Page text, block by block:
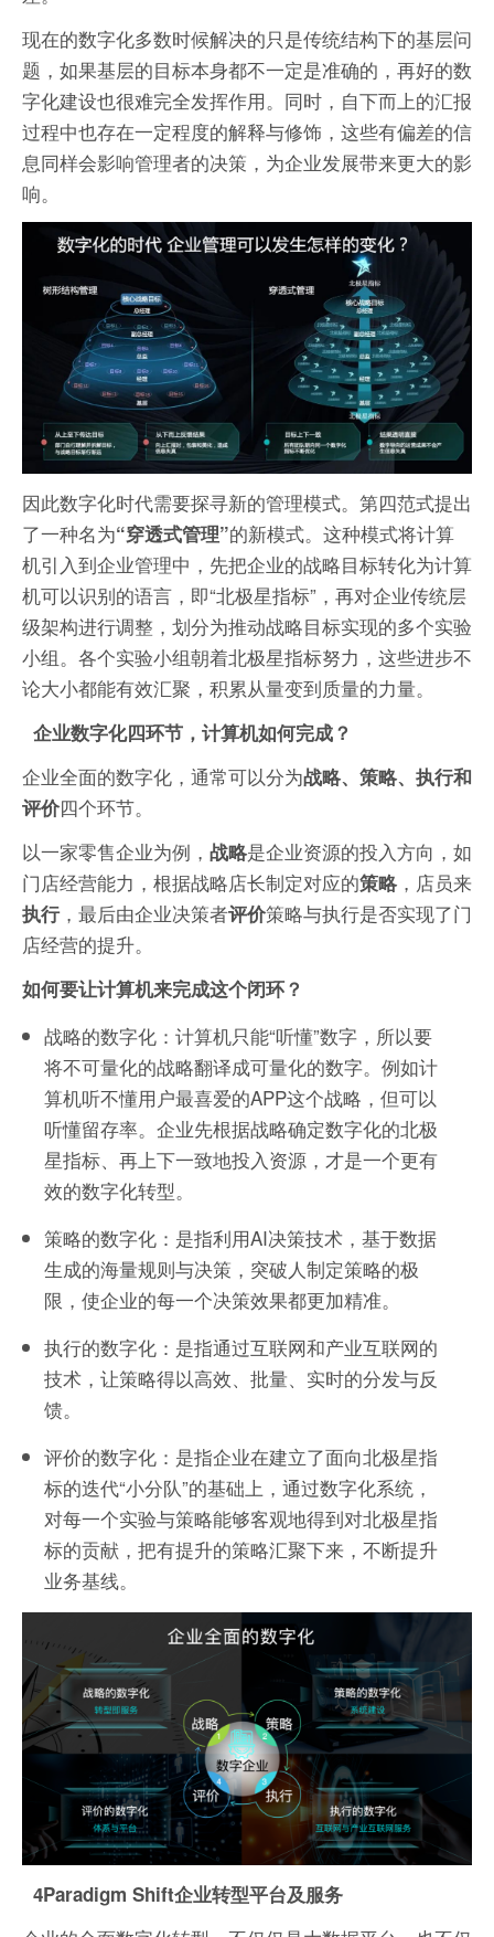
现在的数字化多数时候解决的只是传统结构下的基层问
题，如果基层的目标本身都不一定是准确的，再好的数
字化建设也很难完全发挥作用。同时，自下而上的汇报
过程中也存在一定程度的解释与修饰，这些有偏差的信
息同样会影响管理者的决策，为企业发展带来更大的影
响。
因此数字化时代需要探寻新的管理模式。第四范式提出
了一种名为“穿透式管理”的新模式。这种模式将计算
机引入到企业管理中，先把企业的战略目标转化为计算
机可以识别的语言，即“北极星指标”，再对企业传统层
级架构进行调整，划分为推动战略目标实现的多个实验
小组。各个实验小组朝着北极星指标努力，这些进步不
论大小都能有效汇聚，积累从量变到质量的力量。
企业数字化四环节，计算机如何完成？
企业全面的数字化，通常可以分为战略、策略、执行和
评价四个环节。
以一家零售企业为例， 战略是企业资源的投入方向，如
门店经营能力，根据战略店长制定对应的策略 ，店员来
执行，最后由企业决策者评价策略与执行是否实现了门
店经营的提升。
如何要让计算机来完成这个闭环？
战略的数字化：计算机只能“听懂”数字，所以要
将不可量化的战略翻译成可量化的数字。例如计
算机听不懂用户最喜爱的APP这个战略，但可以
听懂留存率。企业先根据战略确定数字化的北极
星指标、再上下一致地投入资源，才是一个更有
效的数字化转型。
策略的数字化：是指利用AI决策技术，基于数据
生成的海量规则与决策，突破人制定策略的极
限，使企业的每一个决策效果都更加精准。
执行的数字化：是指通过互联网和产业互联网的
技术，让策略得以高效、批量、实时的分发与反
馈。
评价的数字化：是指企业在建立了面向北极星指
标的迭代“小分队”的基础上，通过数字化系统，
对每一个实验与策略能够客观地得到对北极星指
标的贡献，把有提升的策略汇聚下来，不断提升
业务基线。
4Paradigm Shift企业转型平台及服务